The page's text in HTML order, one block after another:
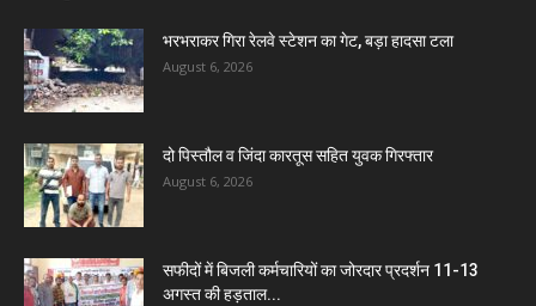
भरभराकर गिरा रेलवे स्टेशन का गेट, बड़ा हादसा टला
August 6, 2026
दो पिस्तौल व जिंदा कारतूस सहित युवक गिरफ्तार
August 6, 2026
सफीदों में बिजली कर्मचारियों का जोरदार प्रदर्शन 11-13
अगस्त की हड़ताल...